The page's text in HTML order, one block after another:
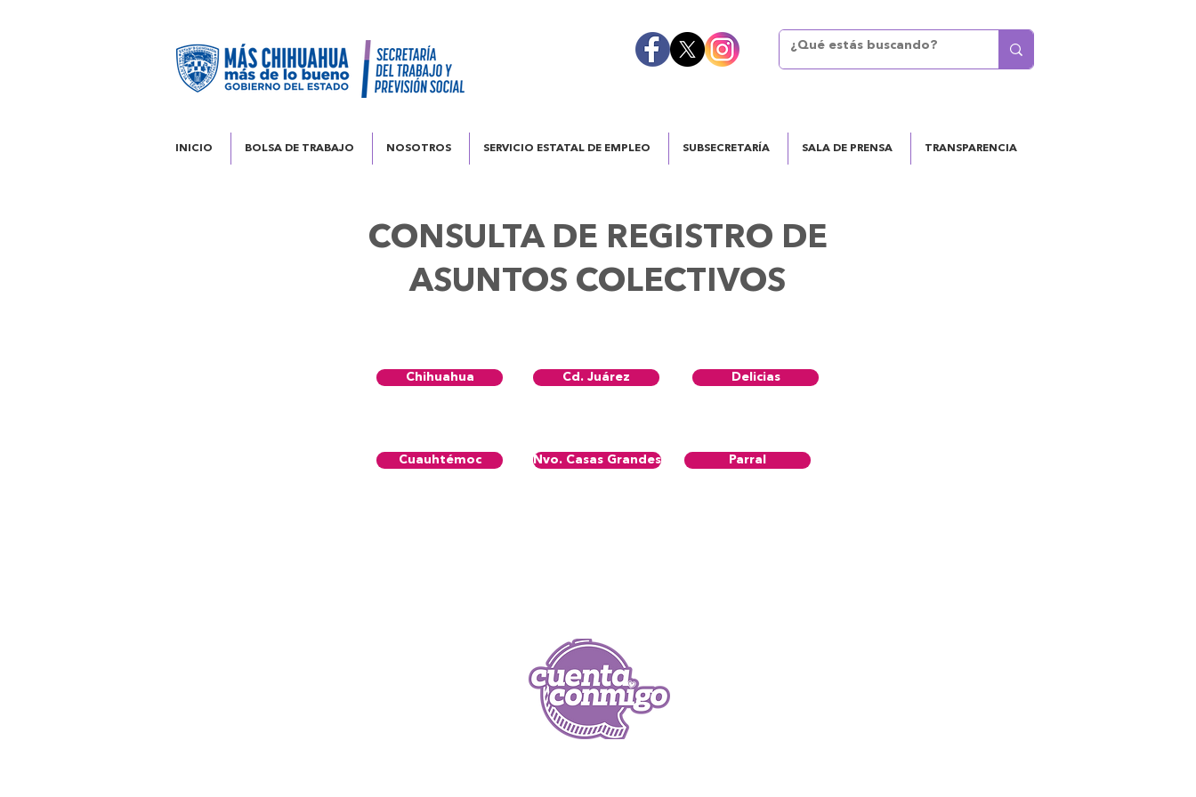
INICIO BOLSA DE TRABAJO NOSOTROS SERVICIO ESTATAL DE EMPLEO SUBSECRETARÍA SALA DE PRENSA TRANSPARENCIA
CONSULTA DE REGISTRO DE
ASUNTOS COLECTIVOS
Chihuahua Cd. Juárez Delicias
Cuauhtémoc Nvo. Casas Grandes Parral